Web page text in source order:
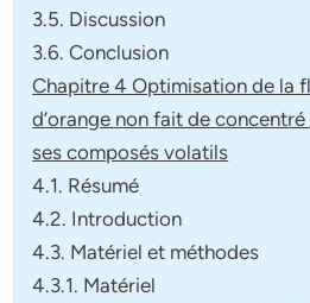
3.5. Discussion
3.6. Conclusion
Chapitre 4 Optimisation de la
d’orange non fait de
ses composés volatils
4.1. Résumé
4.2. Introduction
4.3. Matériel et méthodes
4.3.1. Matériel